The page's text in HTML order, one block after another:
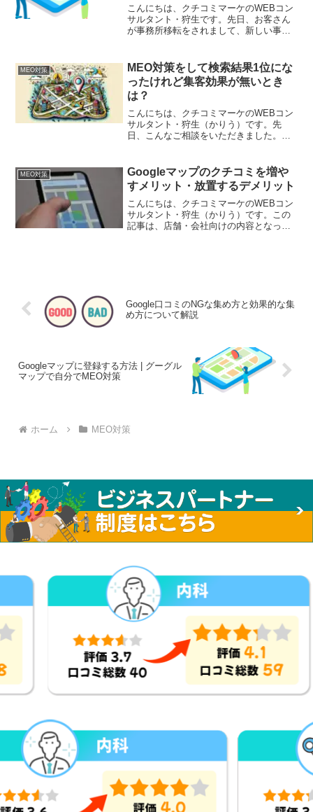
こんにちは、クチコミマーケのWEBコン
サルタント・狩生です。先日、お客さん
が事務所移転をされまして、新しい事務
えしたのが、Googleビジネスプロフィー
ルの情報をきちん...
MEO対策
MEO対策をして検索結果1位にな
ったけれど集客効果が無いとき
は？
こんにちは、クチコミマーケのWEBコン
サルタント・狩生（かりう）です。先
日、こんなご相談をいただきました。
ました。ただ、集客効果はあまり実感し
ていません。「こんなと...
MEO対策
Googleマップのクチコミを増や
すメリット・放置するデメリット
こんにちは、クチコミマーケのWEBコン
サルタント・狩生（かりう）です。この
記事は、店舗・会社向けの内容となって
Google口コミのNGな集め方と効果的な集
め方について解説
Googleマップに登録する方法 | グーグル
マップで自分でMEO対策
ホーム MEO対策